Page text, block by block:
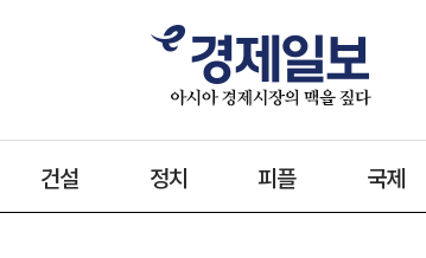
건설 정치 피플 국제